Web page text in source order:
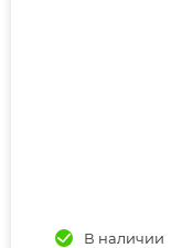
В наличии